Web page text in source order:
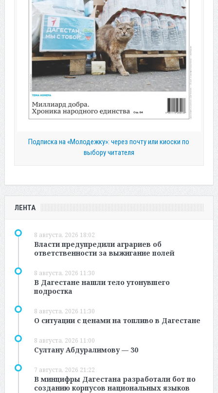
Подписка на «Молодежку»: через почту или киоски по
выбору читателя
ЛЕНТА
8 августа, 2026 18:02
Власти предупредили аграриев об
ответственности за выжигание полей
8 августа, 2026 11:30
В Дагестане нашли тело утонувшего
подростка
8 августа, 2026 11:30
О ситуации с ценами на топливо в Дагестане
8 августа, 2026 11:00
Султану Абдуралимову — 30
7 августа, 2026 21:22
В минцифры Дагестана разработали бот по
созданию корпусов национальных языков